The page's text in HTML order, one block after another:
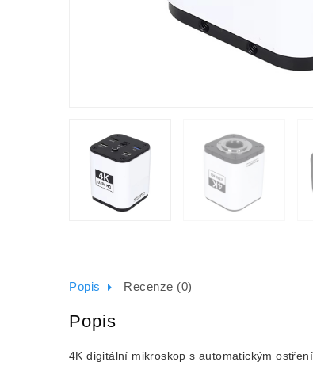
Popis Recenze (0)
Popis
4K digitální mikroskop s automatickým